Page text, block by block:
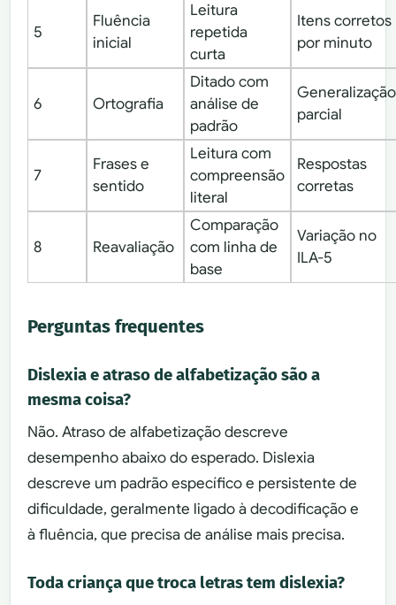
5
Fluência
inicial
Leitura
repetida
curta
Itens corretos
por minuto
6 Ortografia
Ditado com
análise de
padrão
Generalização
parcial
7
Frases e
sentido
Leitura com
compreensão
literal
Respostas
corretas
8 Reavaliação
Comparação
com linha de
base
Variação no
ILA-5
Perguntas frequentes
Dislexia e atraso de alfabetização são a
mesma coisa?
Não. Atraso de alfabetização descreve
desempenho abaixo do esperado. Dislexia
descreve um padrão específico e persistente de
dificuldade, geralmente ligado à decodificação e
à fluência, que precisa de análise mais precisa.
Toda criança que troca letras tem dislexia?